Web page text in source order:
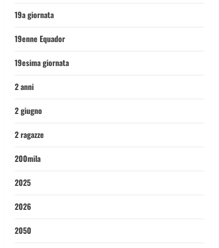
19a giornata
19enne Equador
19esima giornata
2 anni
2 giugno
2 ragazze
200mila
2025
2026
2050